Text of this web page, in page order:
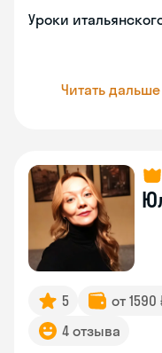
Уроки
Читать дальше
5 от
4 отзыва